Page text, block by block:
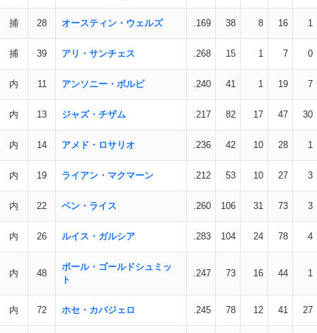
捕 28 オースティン・ウェルズ .169 38 8 16 1
捕 39 アリ・サンチェス .268 15 1 7 0
内 11 アンソニー・ボルピ .240 41 1 19 7
内 13 ジャズ・チザム .217 82 17 47 30
内 14 アメド・ロサリオ .236 42 10 28 1
内 19 ライアン・マクマーン .212 53 10 27 3
内 22 ベン・ライス .260 106 31 73 3
内 26 ルイス・ガルシア .283 104 24 78 4
内 48
ポール・ゴールドシュミッ
ト
.247 73 16 44 1
内 72 ホセ・カバジェロ .245 78 12 41 27